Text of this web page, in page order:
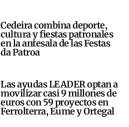
Cedeira combina deporte,
cultura y fiestas patronales
en la antesala de las Festas
da Patroa
Las ayudas LEADER optan a
movilizar casi 9 millones de
euros con 59 proyectos en
Ferrolterra, Eume y Ortegal